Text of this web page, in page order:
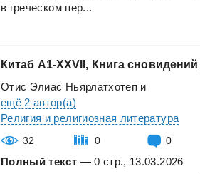
в греческом пер...
Китаб A1-XXVII, Книга сновидений
Отис Элиас Ньярлатхотеп и
ещё 2 автор(а)
Религия и религиозная литература
32 0 0
Полный текст — 0 стр., 13.03.2026